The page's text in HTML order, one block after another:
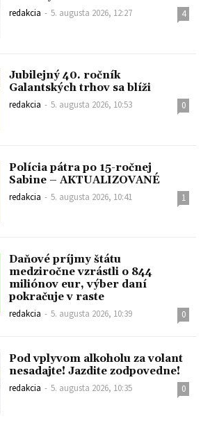
redakcia - 5. augusta 2026, 12:27 4
Jubilejný 40. ročník
Galantských trhov sa blíži
redakcia - 5. augusta 2026, 10:53 0
Polícia pátra po 15-ročnej
Sabine – AKTUALIZOVANÉ
redakcia - 5. augusta 2026, 10:41 1
Daňové príjmy štátu
medziročne vzrástli o 844
miliónov eur, výber daní
pokračuje v raste
redakcia - 5. augusta 2026, 10:39 0
Pod vplyvom alkoholu za volant
nesadajte! Jazdite zodpovedne!
redakcia - 5. augusta 2026, 10:35 0